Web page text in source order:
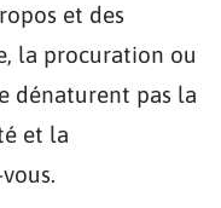
et des
la procuration ou
dénaturent pas la
et la